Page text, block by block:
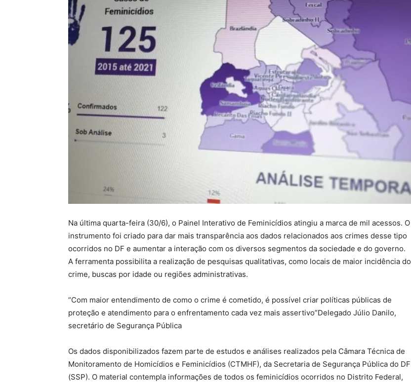
Na última quarta-feira (30/6), o Painel Interativo de Feminicídios atingiu a marca de mil acessos. O
instrumento foi criado para dar mais transparência aos dados relacionados aos crimes desse tipo
ocorridos no DF e aumentar a interação com os diversos segmentos da sociedade e do governo.
A ferramenta possibilita a realização de pesquisas qualitativas, como locais de maior incidência do
crime, buscas por idade ou regiões administrativas.
“Com maior entendimento de como o crime é cometido, é possível criar políticas públicas de
proteção e atendimento para o enfrentamento cada vez mais assertivo”Delegado Júlio Danilo,
secretário de Segurança Pública
Os dados disponibilizados fazem parte de estudos e análises realizados pela Câmara Técnica de
Monitoramento de Homicídios e Feminicídios (CTMHF), da Secretaria de Segurança Pública do DF
(SSP). O material contempla informações de todos os feminicídios ocorridos no Distrito Federal,